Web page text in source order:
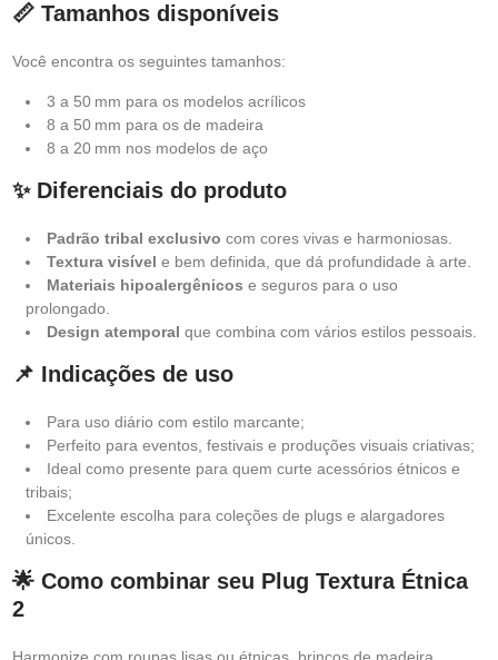
📏 Tamanhos disponíveis
Você encontra os seguintes tamanhos:
3 a 50 mm para os modelos acrílicos
8 a 50 mm para os de madeira
8 a 20 mm nos modelos de aço
✨ Diferenciais do produto
Padrão tribal exclusivo com cores vivas e harmoniosas.
Textura visível e bem definida, que dá profundidade à arte.
Materiais hipoalergênicos e seguros para o uso
prolongado.
Design atemporal que combina com vários estilos pessoais.
📌 Indicações de uso
Para uso diário com estilo marcante;
Perfeito para eventos, festivais e produções visuais criativas;
Ideal como presente para quem curte acessórios étnicos e
tribais;
Excelente escolha para coleções de plugs e alargadores
únicos.
🌟 Como combinar seu Plug Textura Étnica
2